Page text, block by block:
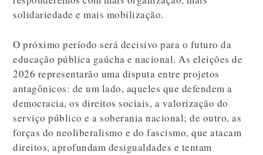
solidariedade e mais mobilização.
O próximo período será decisivo para o futuro da
educação pública gaúcha e nacional. As eleições de
2026 representarão uma disputa entre projetos
antagônicos: de um lado, aqueles que defendem a
democracia, os direitos sociais, a valorização do
serviço público e a soberania nacional; de outro, as
forças do neoliberalismo e do fascismo, que atacam
direitos, aprofundam desigualdades e tentam